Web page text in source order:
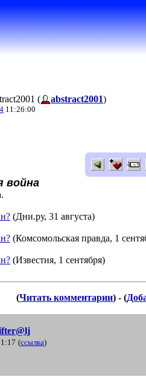
( abstract2001)
11:26:00
война
(Дни.ру, 31 августа)
(Комсомольская правда, 1
(Известия, 1 сентября)
(Читать комментарии) - (
(ссылка)